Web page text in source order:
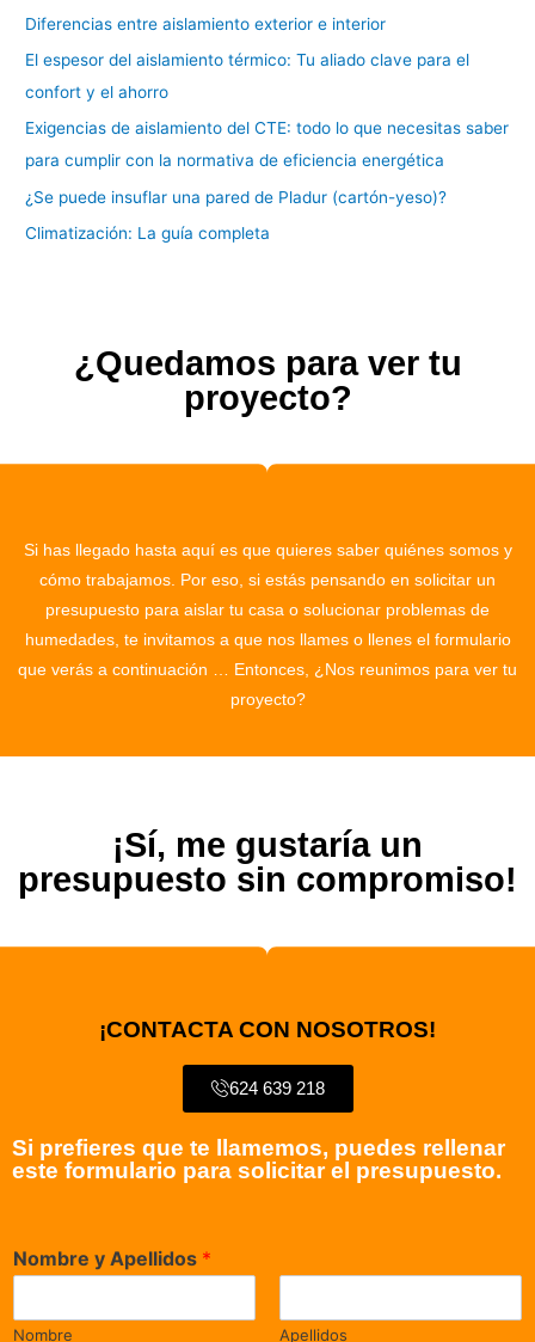
Diferencias entre aislamiento exterior e interior
El espesor del aislamiento térmico: Tu aliado clave para el
confort y el ahorro
Exigencias de aislamiento del CTE: todo lo que necesitas saber
para cumplir con la normativa de eficiencia energética
¿Se puede insuflar una pared de Pladur (cartón-yeso)?
Climatización: La guía completa
¿Quedamos para ver tu
proyecto?
Si has llegado hasta aquí es que quieres saber quiénes somos y
cómo trabajamos. Por eso, si estás pensando en solicitar un
presupuesto para aislar tu casa o solucionar problemas de
humedades, te invitamos a que nos llames o llenes el formulario
que verás a continuación … Entonces, ¿Nos reunimos para ver tu
proyecto?
¡Sí, me gustaría un
presupuesto sin compromiso!
¡CONTACTA CON NOSOTROS!
624 639 218
Si prefieres que te llamemos, puedes rellenar
este formulario para solicitar el presupuesto.
Nombre y Apellidos *
Nombre Apellidos